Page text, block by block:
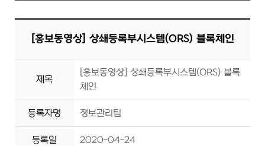
[홍보동영상] 상쇄등록부시스템(ORS) 블록체인
제목
[홍보동영상] 상쇄등록부시스템(ORS) 블록
체인
등록자명 정보관리팀
등록일 2020-04-24